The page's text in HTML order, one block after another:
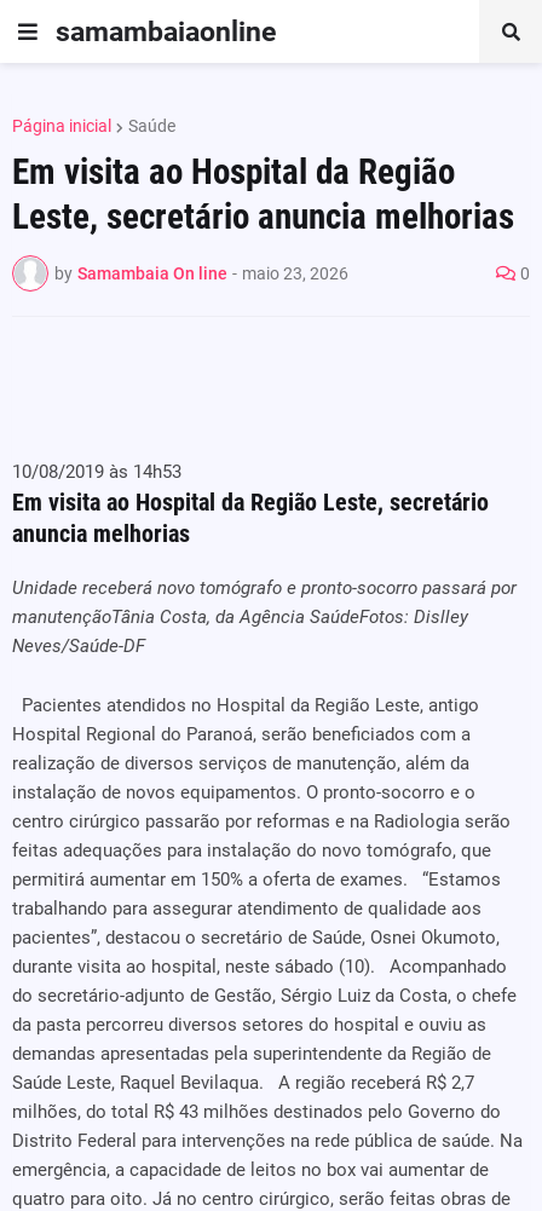
samambaiaonline
Página inicial Saúde
Em visita ao Hospital da Região
Leste, secretário anuncia melhorias
by Samambaia On line - maio 23, 2026 0
10/08/2019 às 14h53
Em visita ao Hospital da Região Leste, secretário
anuncia melhorias
Unidade receberá novo tomógrafo e pronto-socorro passará por
manutençãoTânia Costa, da Agência SaúdeFotos: Dislley
Neves/Saúde-DF
Pacientes atendidos no Hospital da Região Leste, antigo
Hospital Regional do Paranoá, serão beneficiados com a
realização de diversos serviços de manutenção, além da
instalação de novos equipamentos. O pronto-socorro e o
centro cirúrgico passarão por reformas e na Radiologia serão
feitas adequações para instalação do novo tomógrafo, que
permitirá aumentar em 150% a oferta de exames. “Estamos
trabalhando para assegurar atendimento de qualidade aos
pacientes”, destacou o secretário de Saúde, Osnei Okumoto,
durante visita ao hospital, neste sábado (10). Acompanhado
do secretário-adjunto de Gestão, Sérgio Luiz da Costa, o chefe
da pasta percorreu diversos setores do hospital e ouviu as
demandas apresentadas pela superintendente da Região de
Saúde Leste, Raquel Bevilaqua. A região receberá R$ 2,7
milhões, do total R$ 43 milhões destinados pelo Governo do
Distrito Federal para intervenções na rede pública de saúde. Na
emergência, a capacidade de leitos no box vai aumentar de
quatro para oito. Já no centro cirúrgico, serão feitas obras de